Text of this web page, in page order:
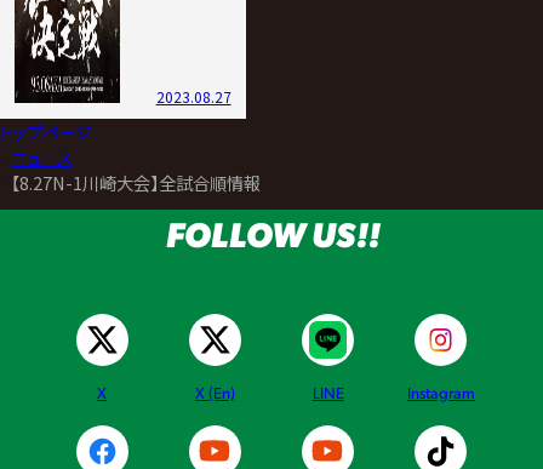
2023.08.27
トップページ
ニュース
【8.27N-1川崎大会】全試合順情報
FOLLOW US!!
X X (En) LINE Instagram